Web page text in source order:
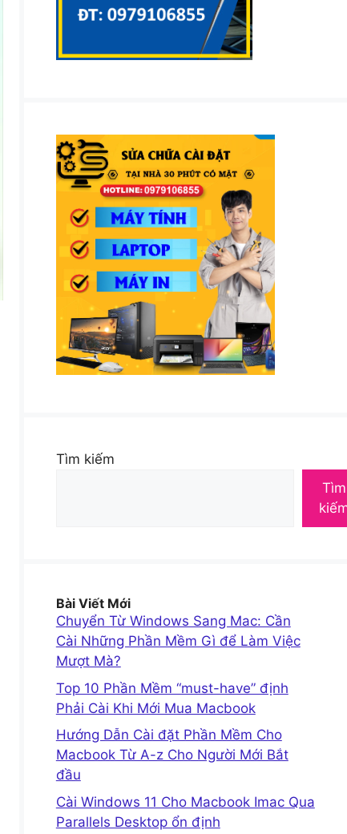
Tìm kiếm
Tìm
Bài Viết Mới
Chuyển Từ Windows Sang Mac: Cần
Cài Những Phần Mềm Gì để Làm Việc
Mượt Mà?
Top 10 Phần Mềm “must-have” định
Phải Cài Khi Mới Mua Macbook
Hướng Dẫn Cài đặt Phần Mềm Cho
Macbook Từ A-z Cho Người Mới Bắt
đầu
Cài Windows 11 Cho Macbook Imac Qua
Parallels Desktop ổn định